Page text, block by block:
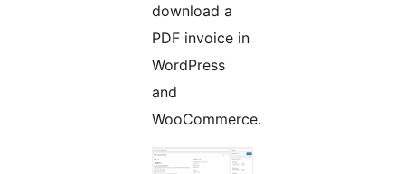
download a
PDF invoice in
WordPress
and
WooCommerce.